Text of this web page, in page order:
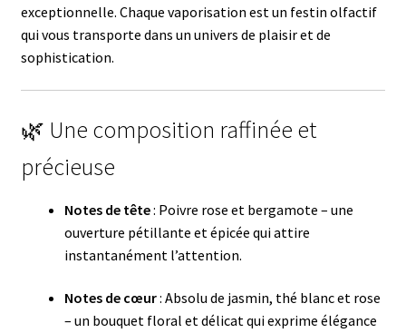
exceptionnelle. Chaque vaporisation est un festin olfactif
qui vous transporte dans un univers de plaisir et de
sophistication.
🌿 Une composition raffinée et
précieuse
Notes de tête: Poivre rose et bergamote – une
ouverture pétillante et épicée qui attire
instantanément l’attention.
Notes de cœur: Absolu de jasmin, thé blanc et rose
– un bouquet floral et délicat qui exprime élégance